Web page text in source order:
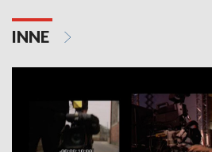
INNE